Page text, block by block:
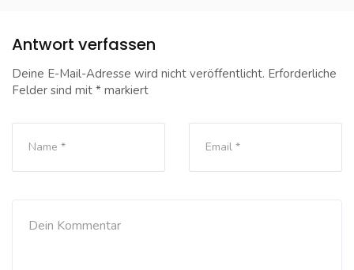
Antwort verfassen
Deine E-Mail-Adresse wird nicht veröffentlicht. Erforderliche
Felder sind mit * markiert